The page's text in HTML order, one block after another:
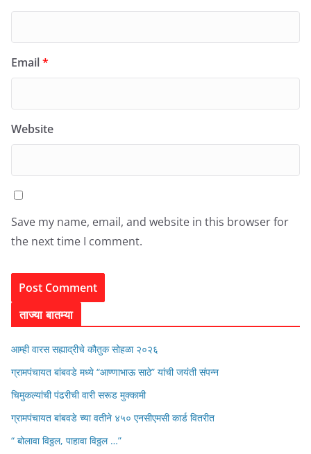
Email*
Website
Save my name, email, and website in this browser for
the next time I comment.
ताज्या बातम्या
आम्ही वारस सह्याद्रीचे कौतुक सोहळा २०२६
ग्रामपंचायत बांबवडे मध्ये “आण्णाभाऊ साठे” यांची जयंती संपन्न
चिमुकल्यांची पंढरीची वारी सरूड मुक्कामी
ग्रामपंचायत बांबवडे च्या वतीने ४५० एनसीएमसी कार्ड वितरीत
“ बोलावा विठ्ठल, पाहावा विठ्ठल …”